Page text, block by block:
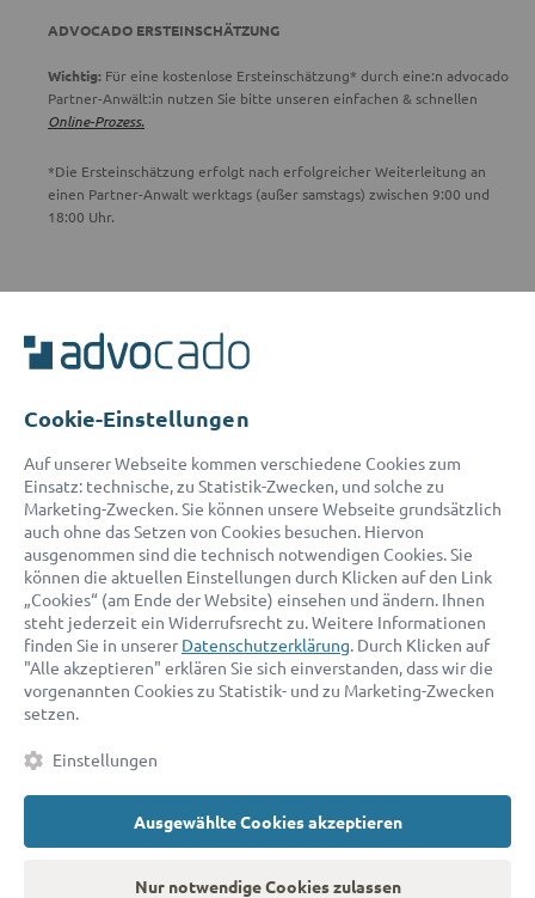
ADVOCADO ERSTEINSCHÄTZUNG
Wichtig: Für eine kostenlose Ersteinschätzung* durch eine:n advocado
Partner-Anwält:in nutzen Sie bitte unseren einfachen & schnellen
Online-Prozess.
*Die Ersteinschätzung erfolgt nach erfolgreicher Weiterleitung an
einen Partner-Anwalt werktags (außer samstags) zwischen 9:00 und
18:00 Uhr.
Unser Serviceteam ist von 8:00 bis 17:00 Uhr für Sie erreichbar.
E-Mail:
service@advocado.com
© 2026 advocado - einfach online den passenden Rechtsanwalt finden
Auszeichnungen:
KontaktDatenschutzImpressumFaktenAGB
CookiesBarrierefreiheitserklärung
Cookie-Einstellungen
Auf unserer Webseite kommen verschiedene Cookies zum
Einsatz: technische, zu Statistik-Zwecken, und solche zu
Marketing-Zwecken. Sie können unsere Webseite grundsätzlich
auch ohne das Setzen von Cookies besuchen. Hiervon
ausgenommen sind die technisch notwendigen Cookies. Sie
können die aktuellen Einstellungen durch Klicken auf den Link
„Cookies“ (am Ende der Website) einsehen und ändern. Ihnen
steht jederzeit ein Widerrufsrecht zu. Weitere Informationen
finden Sie in unserer Datenschutzerklärung. Durch Klicken auf
"Alle akzeptieren" erklären Sie sich einverstanden, dass wir die
vorgenannten Cookies zu Statistik- und zu Marketing-Zwecken
setzen.
Einstellungen
Ausgewählte Cookies akzeptieren
Nur notwendige Cookies zulassen